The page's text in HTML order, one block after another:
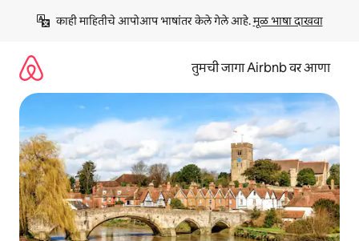
काही माहितीचे आपोआप भाषांतर केले गेले आहे. मूळ भाषा दाखवा
तुमची जागा Airbnb वर आणा